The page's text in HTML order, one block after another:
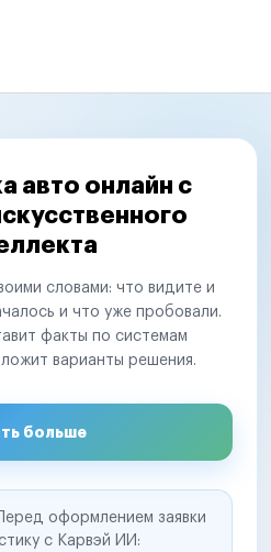
авто онлайн с
словами: что видите и
и что уже пробовали.
факты по системам
варианты решения.
больше
Перед оформлением заявки
с Карвэй ИИ: